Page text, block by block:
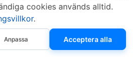
cookies används alltid.
.
Anpassa Acceptera alla
Köp nu
sålda dieselbox
Återförsäljare
Sök KCR-box